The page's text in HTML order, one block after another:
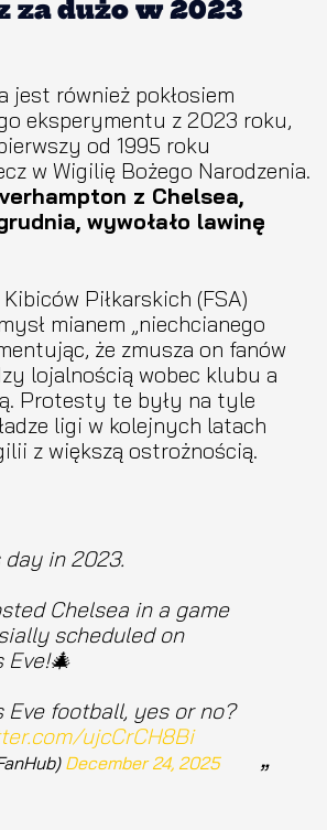
za dużo w 2023
jest również pokłosiem
eksperymentu z 2023 roku,
od 1995 roku
w Wigilię Bożego Narodzenia.
z Chelsea,
wywołało lawinę
Piłkarskich (FSA)
mianem „niechcianego
że zmusza on fanów
lojalnością wobec klubu a
Protesty te były na tyle
ligi w kolejnych latach
z większą ostrożnością.
day in 2023.
Chelsea in a game
scheduled on
Eve!🎄
Eve football, yes or no?
ujcCrCH8Bi
December 24, 2025